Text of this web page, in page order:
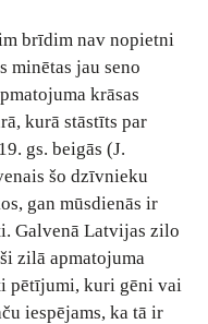
brīdim nav nopietni
minētas jau seno
krāsas
kurā stāstīts par
gs. beigās (J.
šo dzīvnieku
gan mūsdienās ir
Galvenā Latvijas zilo
zilā apmatojuma
pētījumi, kuri gēni vai
iespējams, ka tā ir